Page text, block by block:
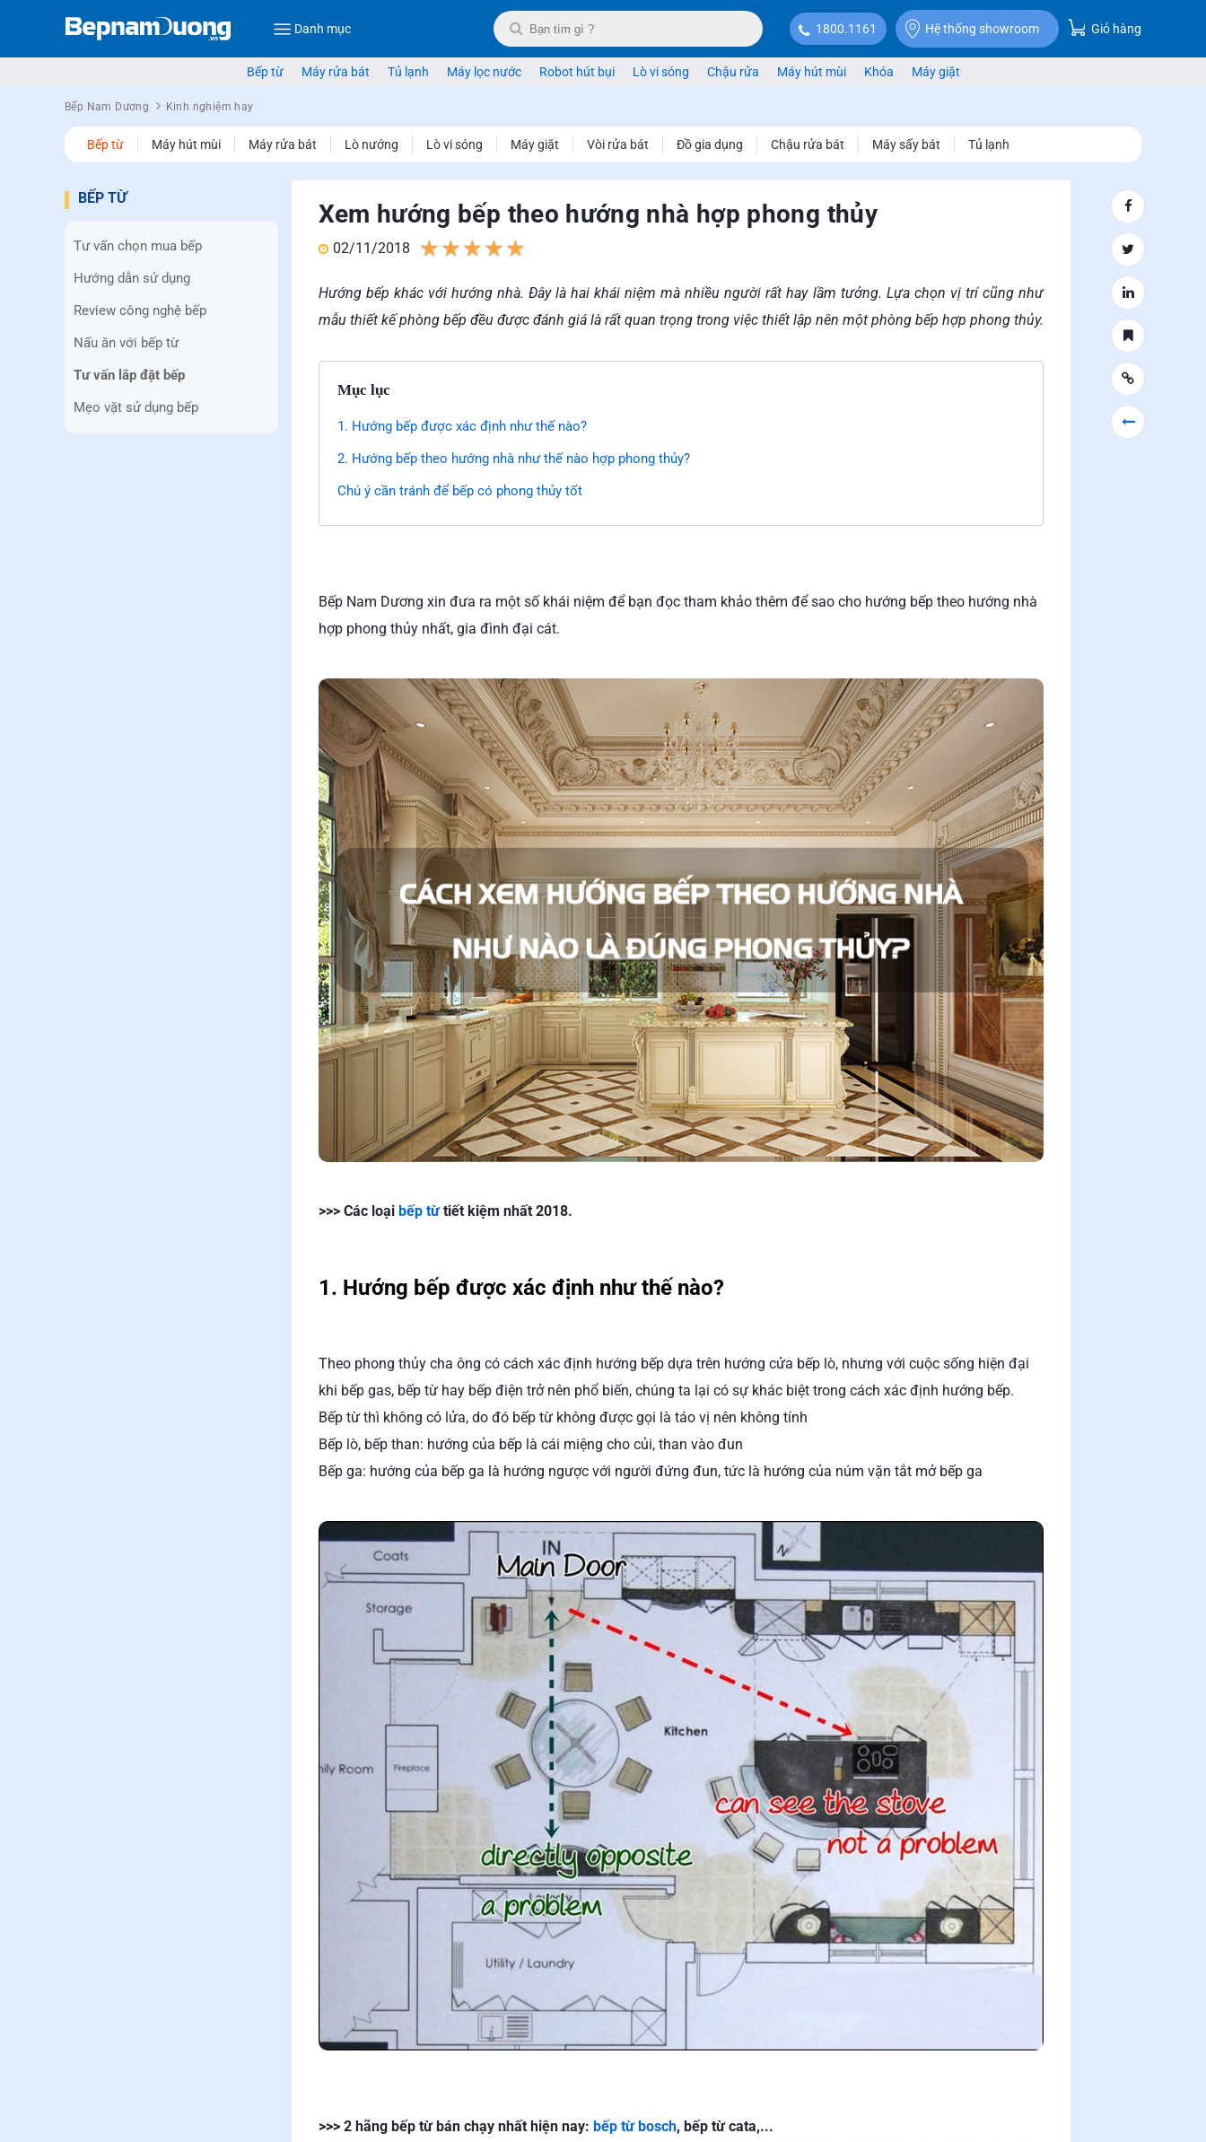
Danh mục 1800.1161 Hệ thống showroom Giỏ hàng
Bếp từ Máy rửa bát Tủ lạnh Máy lọc nước Robot hút bụi Lò vi sóng Chậu rửa Máy hút mùi Khóa Máy giặt
Bếp Nam Dương Kinh nghiệm hay
Bếp từ Máy hút mùi Máy rửa bát Lò nướng Lò vi sóng Máy giặt Vòi rửa bát Đồ gia dụng Chậu rửa bát Máy sấy bát Tủ lạnh
BẾP TỪ
Tư vấn chọn mua bếp
Hướng dẫn sử dụng
Review công nghệ bếp
Nấu ăn với bếp từ
Tư vấn lắp đặt bếp
Mẹo vặt sử dụng bếp
Xem hướng bếp theo hướng nhà hợp phong thủy
02/11/2018
Hướng bếp khác với hướng nhà. Đây là hai khái niệm mà nhiều người rất hay lầm tưởng. Lựa chọn vị trí cũng như
mẫu thiết kế phòng bếp đều được đánh giá là rất quan trọng trong việc thiết lập nên một phòng bếp hợp phong thủy.
Mục lục
1. Hướng bếp được xác định như thế nào?
2. Hướng bếp theo hướng nhà như thế nào hợp phong thủy?
Chú ý cần tránh để bếp có phong thủy tốt
Bếp Nam Dương xin đưa ra một số khái niệm để bạn đọc tham khảo thêm để sao cho hướng bếp theo hướng nhà
hợp phong thủy nhất, gia đình đại cát.
>>> Các loại bếp từtiết kiệm nhất 2018.
1. Hướng bếp được xác định như thế nào?
Theo phong thủy cha ông có cách xác định hướng bếp dựa trên hướng cửa bếp lò, nhưng với cuộc sống hiện đại
khi bếp gas, bếp từ hay bếp điện trở nên phổ biến, chúng ta lại có sự khác biệt trong cách xác định hướng bếp.
Bếp từ thì không có lửa, do đó bếp từ không được gọi là táo vị nên không tính
Bếp lò, bếp than: hướng của bếp là cái miệng cho củi, than vào đun
Bếp ga: hướng của bếp ga là hướng ngược với người đứng đun, tức là hướng của núm vặn tắt mở bếp ga
>>> 2 hãng bếp từ bán chạy nhất hiện nay: bếp từ bosch, bếp từ cata,...